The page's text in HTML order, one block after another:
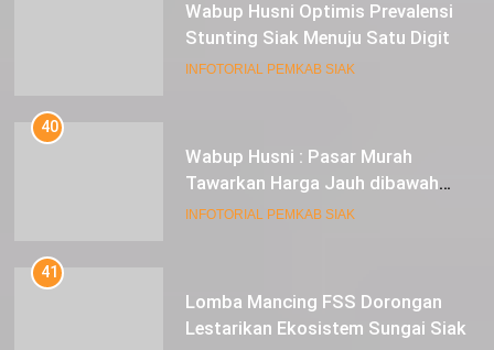
Wabup Husni Optimis Prevalensi
Stunting Siak Menuju Satu Digit
INFOTORIAL PEMKAB SIAK
40
Wabup Husni : Pasar Murah
Tawarkan Harga Jauh dibawah
Pasar Tradisional
INFOTORIAL PEMKAB SIAK
41
Lomba Mancing FSS Dorongan
Lestarikan Ekosistem Sungai Siak